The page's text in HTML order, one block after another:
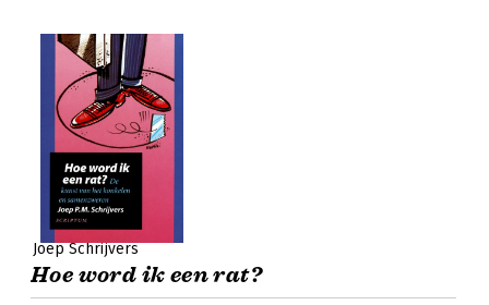
Joep Schrijvers
Hoe word ik een rat?